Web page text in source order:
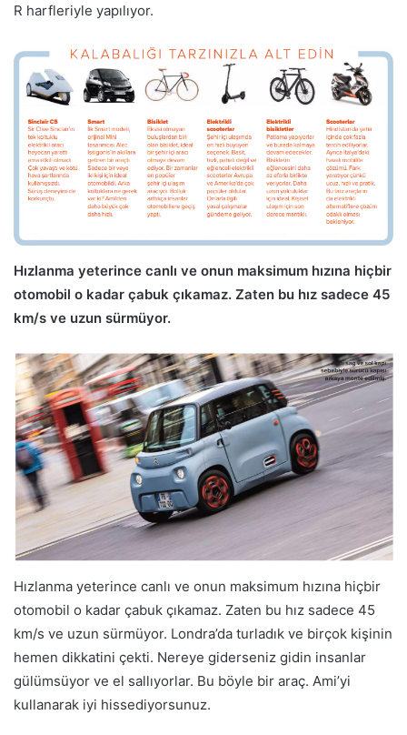
R harfleriyle yapılıyor.
Hızlanma yeterince canlı ve onun maksimum hızına hiçbir
otomobil o kadar çabuk çıkamaz. Zaten bu hız sadece 45
km/s ve uzun sürmüyor.
Hızlanma yeterince canlı ve onun maksimum hızına hiçbir
otomobil o kadar çabuk çıkamaz. Zaten bu hız sadece 45
km/s ve uzun sürmüyor. Londra’da turladık ve birçok kişinin
hemen dikkatini çekti. Nereye giderseniz gidin insanlar
gülümsüyor ve el sallıyorlar. Bu böyle bir araç. Ami’yi
kullanarak iyi hissediyorsunuz.